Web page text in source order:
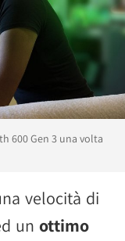
600 Gen 3 una volta
velocità di
un ottimo